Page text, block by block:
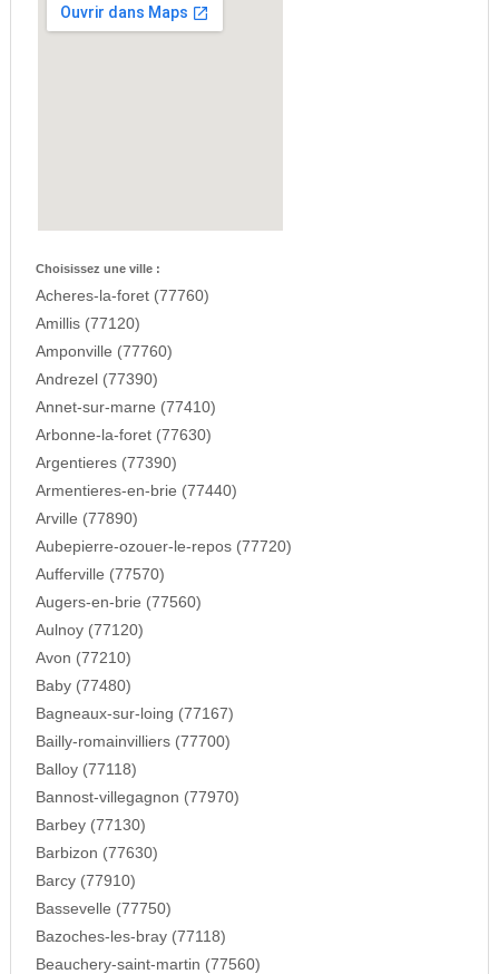
Choisissez une ville :
Acheres-la-foret (77760)
Amillis (77120)
Amponville (77760)
Andrezel (77390)
Annet-sur-marne (77410)
Arbonne-la-foret (77630)
Argentieres (77390)
Armentieres-en-brie (77440)
Arville (77890)
Aubepierre-ozouer-le-repos (77720)
Aufferville (77570)
Augers-en-brie (77560)
Aulnoy (77120)
Avon (77210)
Baby (77480)
Bagneaux-sur-loing (77167)
Bailly-romainvilliers (77700)
Balloy (77118)
Bannost-villegagnon (77970)
Barbey (77130)
Barbizon (77630)
Barcy (77910)
Bassevelle (77750)
Bazoches-les-bray (77118)
Beauchery-saint-martin (77560)